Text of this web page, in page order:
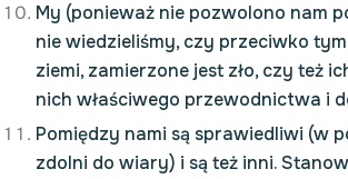
My (ponieważ nie pozwolono nam
nie wiedzieliśmy, czy przeciwko
ziemi, zamierzone jest zło, czy też
nich właściwego przewodnictwa i
Pomiędzy nami są sprawiedliwi (w
zdolni do wiary) i są też inni.